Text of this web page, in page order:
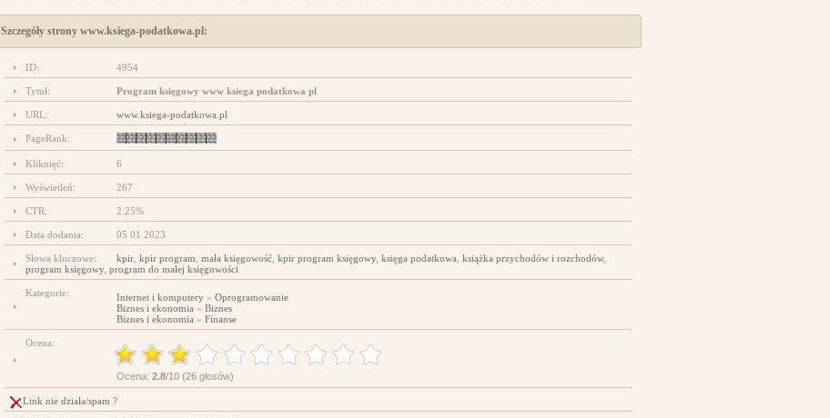
Szczegóły strony www.ksiega-podatkowa.pl:
ID: 4954
Tytuł: Program księgowy www ksiega podatkowa pl
URL: www.ksiega-podatkowa.pl
PageRank:
Kliknięć: 6
Wyświetleń: 267
CTR: 2.25%
Data dodania: 05 01 2023
Słowa kluczowe: kpir kpir program mała księgowość kpir program księgowy, księga podatkowa książka przychodów i rozchodów,
program księgowy, program do małej księgowości
Kategorie: Internet i komputery » Oprogramowanie
Biznes i ekonomia » Biznes
Biznes i ekonomia » Finanse
Ocena:
Ocena: 2.8/10 (26 głosów)
Link nie działa/spam ?